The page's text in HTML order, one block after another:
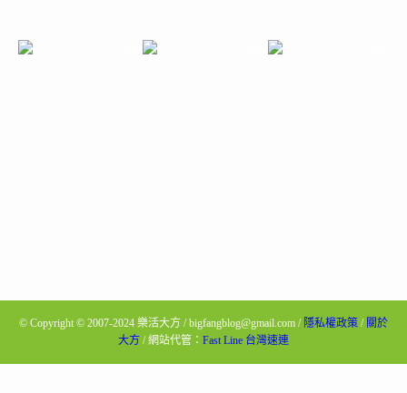
© Copyright © 2007-2024 樂活大方 / bigfangblog@gmail.com / 隱私權政策 / 關於
大方 / 網站代管： Fast Line 台灣速連